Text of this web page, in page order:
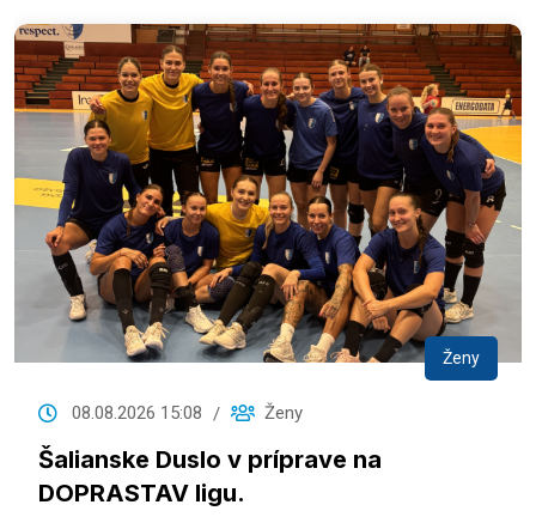
Ženy
08.08.2026 15:08 Ženy
Šalianske Duslo v príprave na
DOPRASTAV ligu.